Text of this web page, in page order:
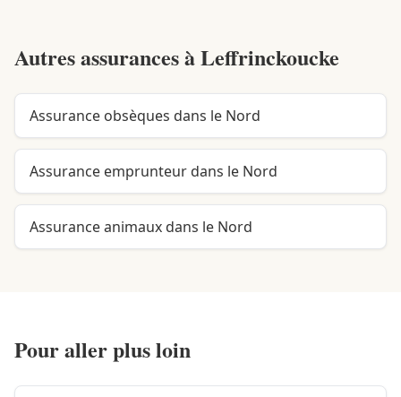
Autres assurances àLeffrinckoucke
Assurance obsèques dans le Nord
Assurance emprunteur dans le Nord
Assurance animaux dans le Nord
Pour aller plus loin